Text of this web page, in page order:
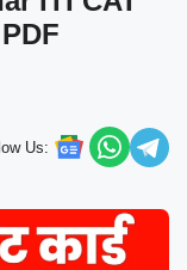
Us: